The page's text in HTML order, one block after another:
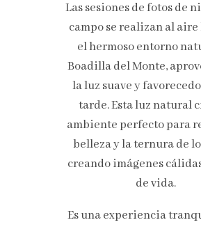
Las sesiones de fotos de
campo se realizan al
el hermoso entorno
Boadilla del Monte,
la luz suave y
tarde. Esta luz natural
ambiente perfecto para
belleza y la ternura de
creando imágenes
de vida.
Es una experiencia